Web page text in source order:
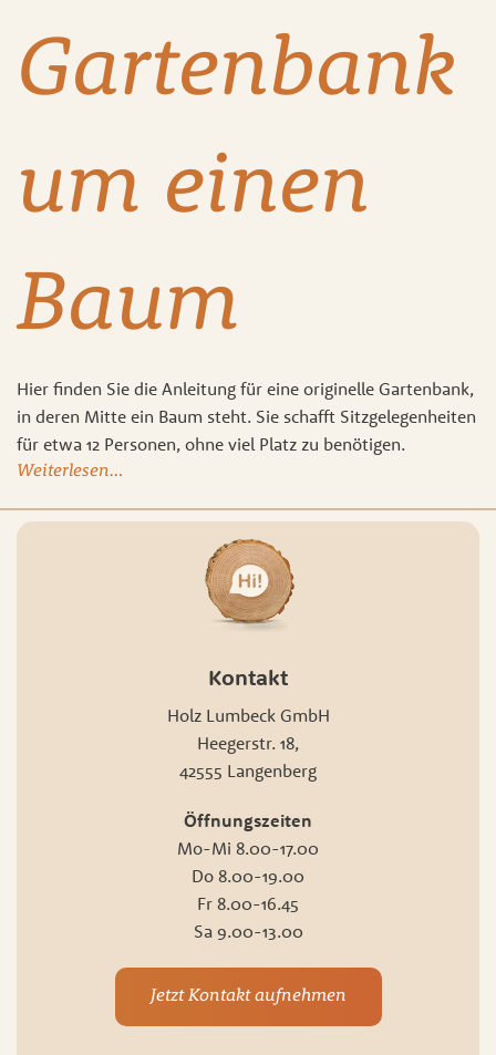
Gartenbank
um einen
Baum
Hier finden Sie die Anleitung für eine originelle Gartenbank,
in deren Mitte ein Baum steht. Sie schafft Sitzgelegenheiten
für etwa 12 Personen, ohne viel Platz zu benötigen.
Weiterlesen…
Kontakt
Holz Lumbeck GmbH
Heegerstr. 18,
42555 Langenberg
Öffnungszeiten
Mo-Mi 8.00-17.00
Do 8.00-19.00
Fr 8.00-16.45
Sa 9.00-13.00
Jetzt Kontakt aufnehmen